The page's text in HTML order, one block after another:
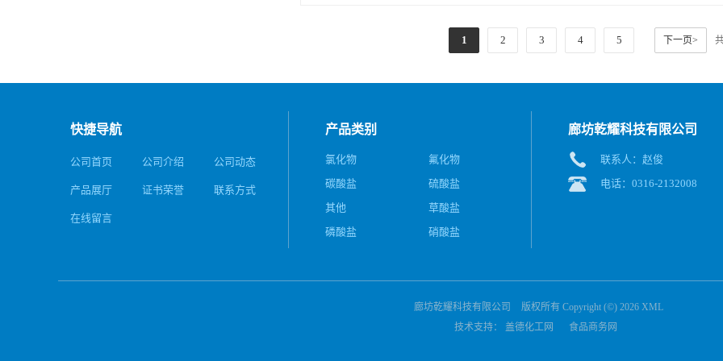
1 2 3 4 5 下一页>
快捷导航
公司首页 公司介绍 公司动态
产品展厅 证书荣誉 联系方式
在线留言
产品类别
氯化物
氟化物
碳酸盐
硫酸盐
其他
草酸盐
磷酸盐
硝酸盐
廊坊乾耀科技有限公司
联系人：赵俊
电话：0316-2132008
廊坊乾耀科技有限公司 版权所有 Copyright (©) 2026 XML
技术支持： 盖德化工网 食品商务网